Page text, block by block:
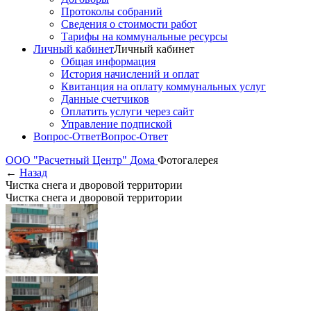
Протоколы собраний
Сведения о стоимости работ
Тарифы на коммунальные ресурсы
Личный кабинетЛичный кабинет
Общая информация
История начислений и оплат
Квитанция на оплату коммунальных услуг
Данные счетчиков
Оплатить услуги через сайт
Управление подпиской
Вопрос-ОтветВопрос-Ответ
ООО "Расчетный Центр" Дома Фотогалерея
← Назад
Чистка снега и дворовой территории
Чистка снега и дворовой территории